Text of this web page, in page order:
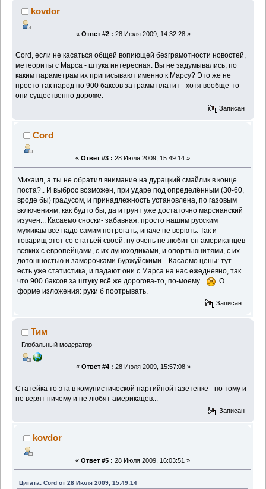
kovdor
« Ответ #2 : 28 Июля 2009, 14:32:28 »
Cord, если не касаться общей вопиющей безграмотности новостей,
метеориты с Марса - штука интересная. Вы не задумывались, по
каким параметрам их приписывают именно к Марсу? Это же не
просто так народ по 900 баксов за грамм платит - хотя вообще-то
они существенно дороже.
Записан
Cord
« Ответ #3 : 28 Июля 2009, 15:49:14 »
Михаил, а ты не обратил внимание на дурацкий смайлик в конце
поста?.. И выброс возможен, при ударе под определённым (30-60,
вроде бы) градусом, и принадлежность установлена, по газовым
включениям, как будто бы, да и грунт уже достаточно марсианский
изучен... Касаемо сноски- забавная: просто нашим русским
мужикам всё надо самим потрогать, иначе не верють. Так и
товарищ этот со статьёй своей: ну очень не любит он американцев
всяких с европейцами, с их луноходиками, и опортъюнитями, с их
дотошностью и заморочками буржуйскими... Касаемо цены: тут
есть уже статистика, и падают они с Марса на нас ежедневно, так
что 900 баксов за штуку всё же дорогова-то, по-моему...
О
форме изложения: руки б поотрывать.
Записан
Тим
Глобальный модератор
« Ответ #4 : 28 Июля 2009, 15:57:08 »
Статейка то эта в комунистической партийной газетенке - по тому и
не верят ничему и не любят америкацев...
Записан
kovdor
« Ответ #5 : 28 Июля 2009, 16:03:51 »
Цитата: Cord от 28 Июля 2009, 15:49:14